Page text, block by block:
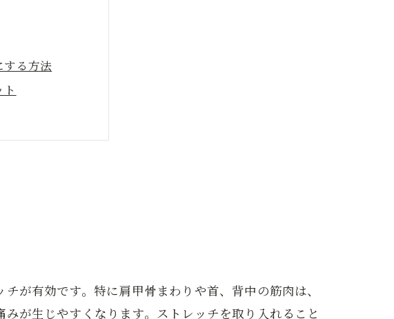
する方法
理由
いを解説
入れる方法
体的ステップ
るコツとは
が有効です。特に肩甲骨まわりや首、背中の筋肉は、
が生じやすくなります。ストレッチを取り入れること